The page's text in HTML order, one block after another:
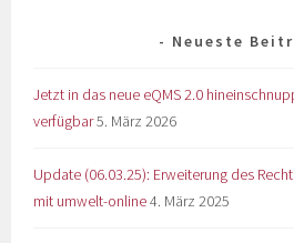
Neueste
Jetzt in das neue eQMS 2.0
verfügbar5. März 2026
Update (06.03.25): Erweiterung des
mit umwelt-online4. März 2025